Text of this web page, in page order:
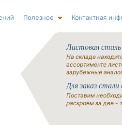
Полезное Контактная
Листовая сталь
На складе
ассортименте
зарубежные
Для заказ стали
Поставим
раскроем за две -